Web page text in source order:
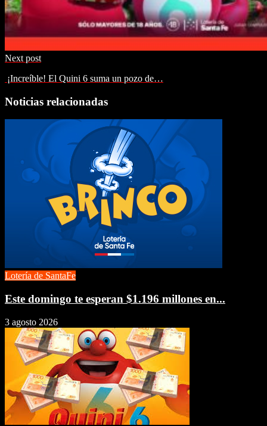
Next post
¡Increíble! El Quini 6 suma un pozo de…
Noticias relacionadas
Lotería de SantaFe
Este domingo te esperan $1.196 millones en...
3 agosto 2026